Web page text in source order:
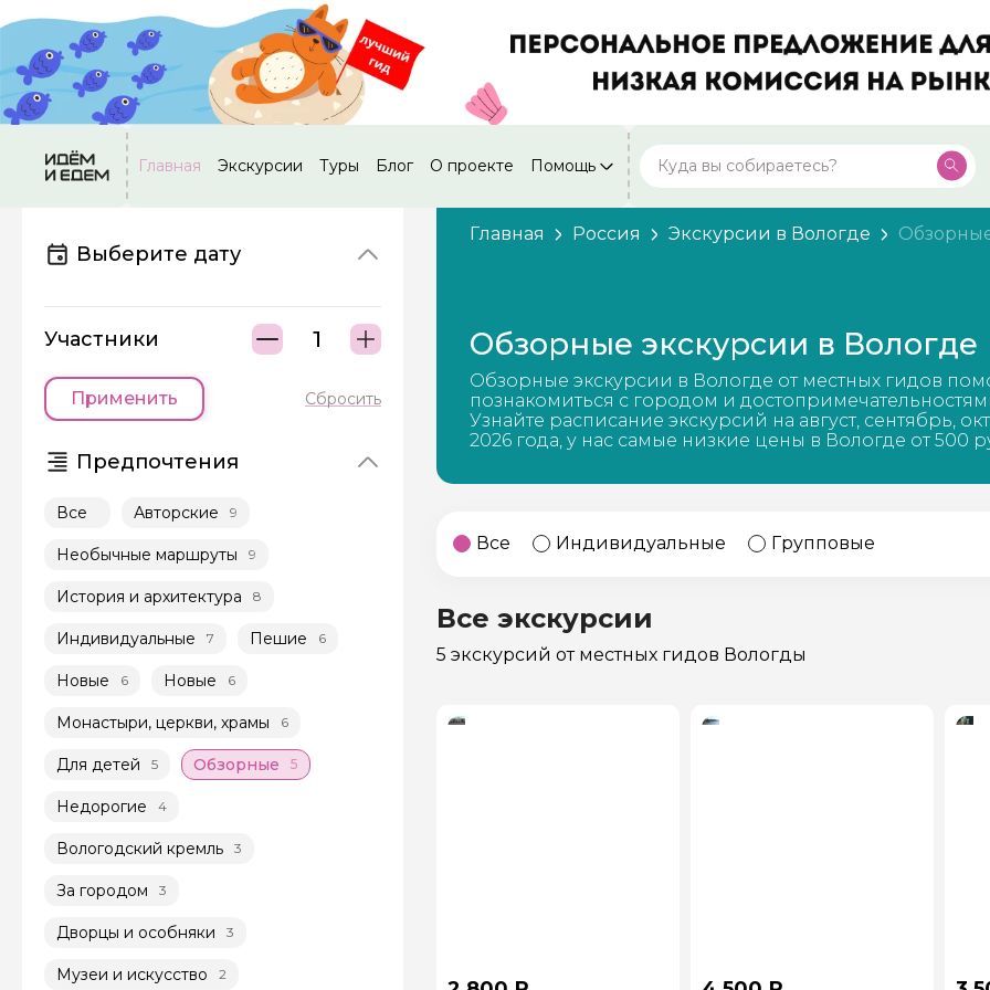
Главная Экскурсии Туры Блог О проекте Помощь
Москва
Россия
Россия
Калининград
Россия
28 экскурсий
Кисловодск
Россия
20 экскурсий
Дербент
Посмотреть все города
Выберите дату
Участники
Применить Сбросить
Предпочтения
Все Авторские 9
Необычные маршруты 9
История и архитектура 8
Индивидуальные 7 Пешие 6
Новые 6 Новые 6
Монастыри, церкви, храмы 6
Для детей 5 Обзорные 5
Недорогие 4
Вологодский кремль 3
За городом 3
Дворцы и особняки 3
Музеи и искусство 2
Главная Россия Экскурсии в Вологде
Обзорные экскурсии в Вологде
Обзорные экскурсии в Вологде от местных гидов
познакомиться с городом и
Узнайте расписание экскурсий на август, сентябрь,
2026 года, у нас самые низкие цены в Вологде от 500
Все Индивидуальные Групповые
Все экскурсии
5 экскурсий от местных гидов Вологды